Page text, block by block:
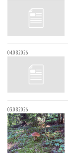
04.08.2026
03.08.2026